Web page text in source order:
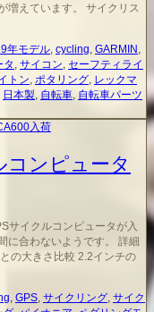
増えています。 サイクリス
年モデル cycling GARMIN
タ サイコン セーフティライ
トン ポタリング レックマ
日本製 自転車 自転車パーツ
ンピュータ
サイクルコンピュータが入
に合わないようです。 詳細
の大きさ比較 2.2インチの
GPS サイクリング サイク